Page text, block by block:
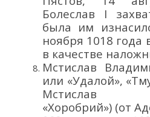
Болеслав I
была им
ноября 1018 года
в качестве
Мстислав
или «Удалой»,
Мстислав
«Хоробрий») (от